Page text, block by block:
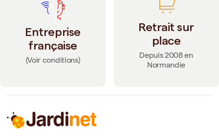
Entreprise
française
(Voir conditions)
Retrait sur
place
Depuis 2008 en
Normandie